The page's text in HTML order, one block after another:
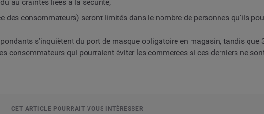
au craintes liées à la sécurité,
consommateurs) seront limités dans le nombre de personnes qu’ils
s’inquiètent du port de masque obligatoire en magasin, tandis
consommateurs qui pourraient éviter les commerces si ces derniers ne
CET ARTICLE POURRAIT VOUS INTÉRESSER